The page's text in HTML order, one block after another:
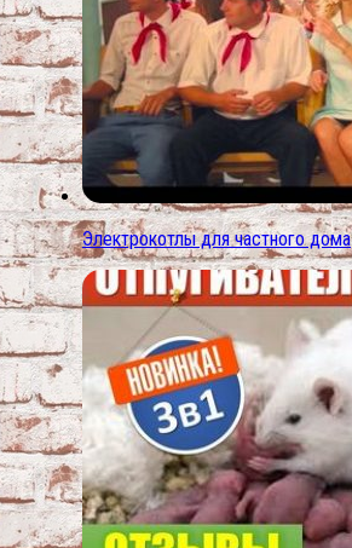
Электрокотлы для частного дома